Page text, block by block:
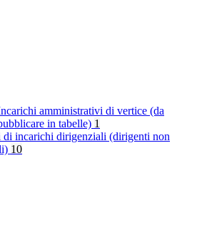
amministrativi di vertice (da
in tabelle) 1
di incarichi dirigenziali (dirigenti non
10